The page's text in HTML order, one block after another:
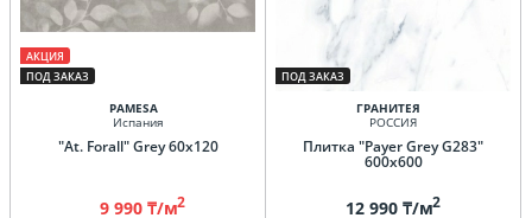
АКЦИЯ
ПОД ЗАКАЗ
PAMESA
Испания
"At. Forall" Grey 60х120
9 990 ₸/м2
ПОД ЗАКАЗ
ГРАНИТЕЯ
РОССИЯ
Плитка "Payer Grey G283"
600х600
12 990 ₸/м2